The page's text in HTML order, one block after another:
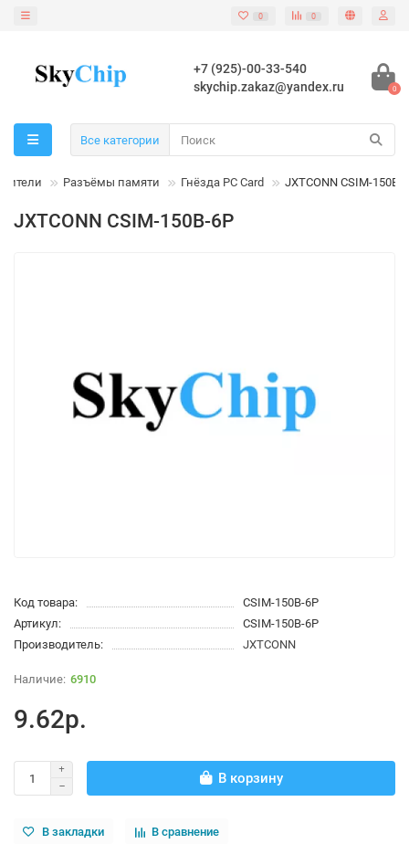
0 0
+7 (925)-00-33-540
skychip.zakaz@yandex.ru
0
Все категории
Разъёмы памяти Гнёзда PC Card JXTCONN CSIM-150B-
JXTCONN CSIM-150B-6P
Код товара:
CSIM-150B-6P
Артикул:
CSIM-150B-6P
Производитель:
JXTCONN
6910
9.62р.
В корзину
В закладки В сравнение